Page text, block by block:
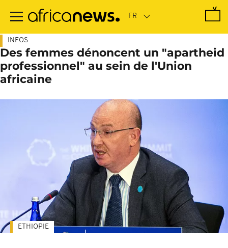
contenu
INFOS
Des femmes dénoncent un "apartheid
professionnel" au sein de l'Union
africaine
ETHIOPIE